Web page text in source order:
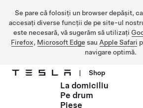
Se pare că folosiți un browser depășit,
accesați diverse funcții de pe site-ul
este necesară, vă sugerăm să utilizați
Firefox, Microsoft Edge sau Apple Safari
navigare optimă.
Treceți la conținutul principal
| Shop
La domiciliu
Pe drum
Piese